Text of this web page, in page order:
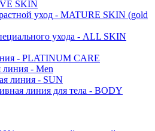
SKIN
уход - MATURE SKIN (gold
ухода - ALL SKIN
- PLATINUM CARE
- Men
линия - SUN
линия для тела - BODY